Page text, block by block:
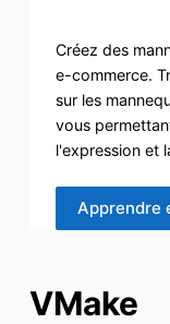
Créez des
e-commerce.
sur les
vous
l'expression et
Apprendre
VMake